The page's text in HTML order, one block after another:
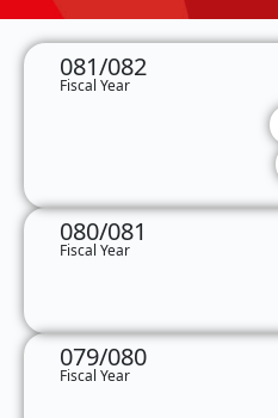
081/082
Fiscal Year
080/081
Fiscal Year
079/080
Fiscal Year